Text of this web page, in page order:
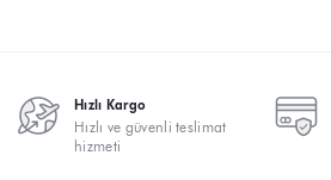
Hızlı Kargo
Hızlı ve güvenli teslimat
hizmeti